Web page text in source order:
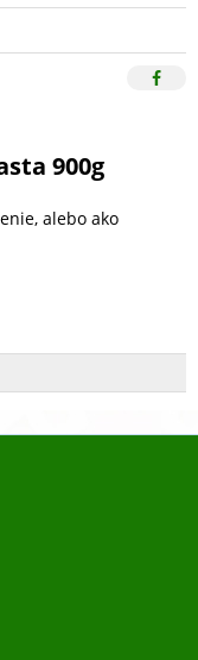
900g
alebo ako